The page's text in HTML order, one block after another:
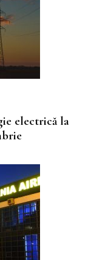
electrică la